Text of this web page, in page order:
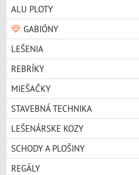
ALU PLOTY
GABIÓNY
LEŠENIA
REBRÍKY
MIEŠAČKY
STAVEBNÁ TECHNIKA
LEŠENÁRSKE KOZY
SCHODY A PLOŠINY
REGÁLY